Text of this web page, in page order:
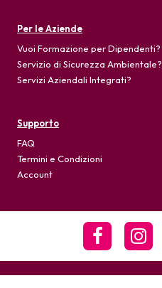
Per le Aziende
Vuoi Formazione per Dipendenti?
Servizio di Sicurezza Ambientale?
Servizi Aziendali Integrati?
Supporto
FAQ
Termini e Condizioni
Account